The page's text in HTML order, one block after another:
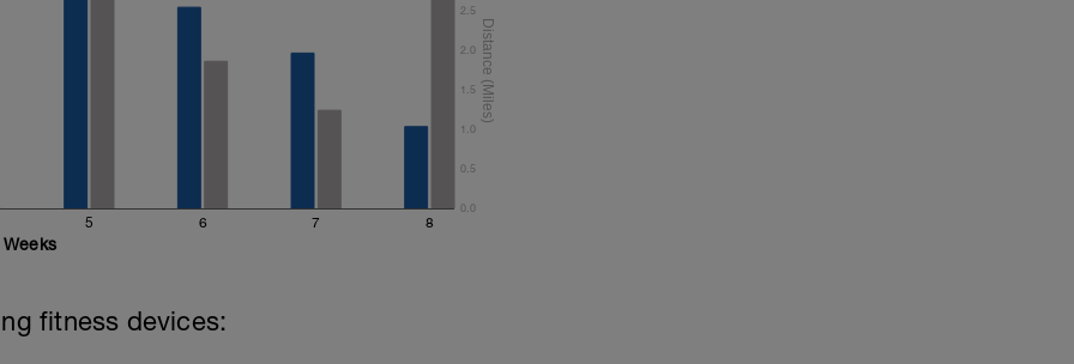
5 6 7 8
0.0
0.5
1.0
1.5
2.0
2.5
Weeks
fitness devices: